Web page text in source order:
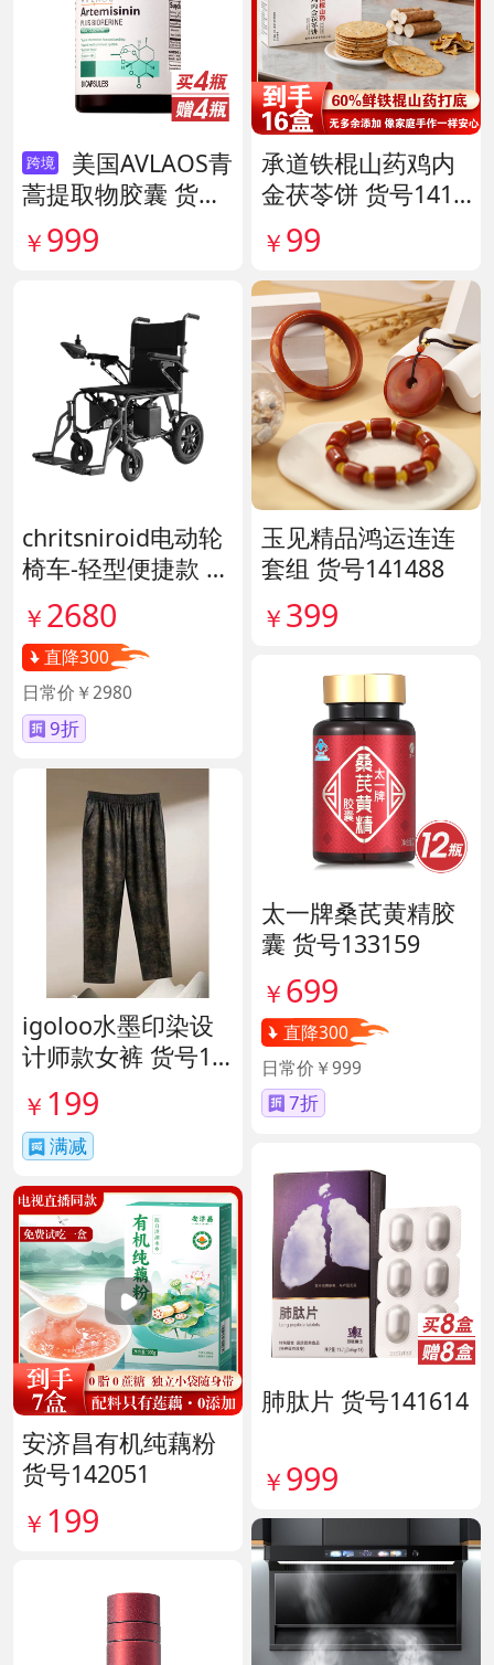
跨境
美国AVLAOS青
蒿提取物胶囊 货号
140567
￥ 999
chritsniroid电动轮
椅车-轻型便捷款 货
号140671
￥ 2680
直降300
日常价￥2980
9折
igoloo水墨印染设
计师款女裤 货号14
1653
￥ 199
满减
安济昌有机纯藕粉
货号142051
￥ 199
承道铁棍山药鸡内
金茯苓饼 货号1417
￥ 99
玉见精品鸿运连连
套组 货号141488
￥ 399
太一牌桑芪黄精胶
囊 货号133159
￥ 699
直降300
日常价￥999
7折
肺肽片 货号141614
￥ 999